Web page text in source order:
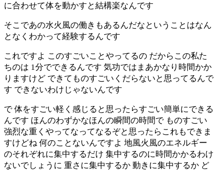
に合わせて体を動かすと結構楽なんです
そこであの水火風の働きもあるんだなということはなん
となくわかって経験するんです
これですよ このすごいことやってるの だからこの私た
ちのは 1分でできるんです 気功ではまあかなり時間かか
りますけど できてものすごいくだらないと思ってるんで
す できないわけじゃないんです
で 体をすごい軽く感じると思ったらすごい簡単にできる
んです ほんのわずかなほんの瞬間の時間で ものすごい
強烈な重くやってなってなるぞと思ったらこれもできま
すけどね 何のことないんですよ 地風火風のエネルギー
のそれぞれに集中するだけ 集中するのに時間かかるわけ
ないでしょうに 重さに集中するか 動きに集中するか ど